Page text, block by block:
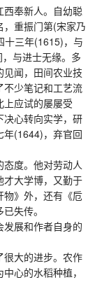
奉新人。自幼聪
重振门第(宋家乃
十三年(1615)，与
与进士无缘。多
闻，田间农业技
不少笔记和工艺流
应试的屡屡受
决心转向实学，研
年(1644)，弃官回
度。他对劳动人
才大学博，又勤于
物》外，还有《卮
失传。
展和作者自身的
大的进步。农作
心的水稻种植，